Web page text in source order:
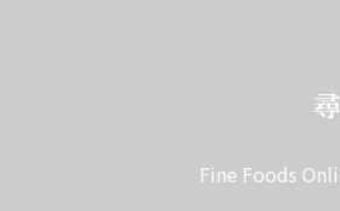
Fine Foods